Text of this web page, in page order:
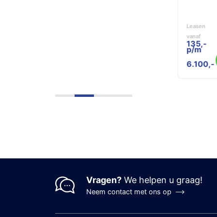
Vragen? We helpen u graag!
Neem contact met ons op